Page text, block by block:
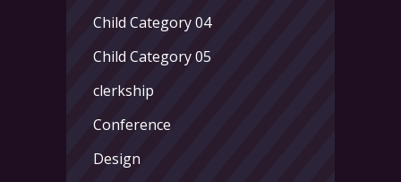
Child Category 04
Child Category 05
clerkship
Conference
Design